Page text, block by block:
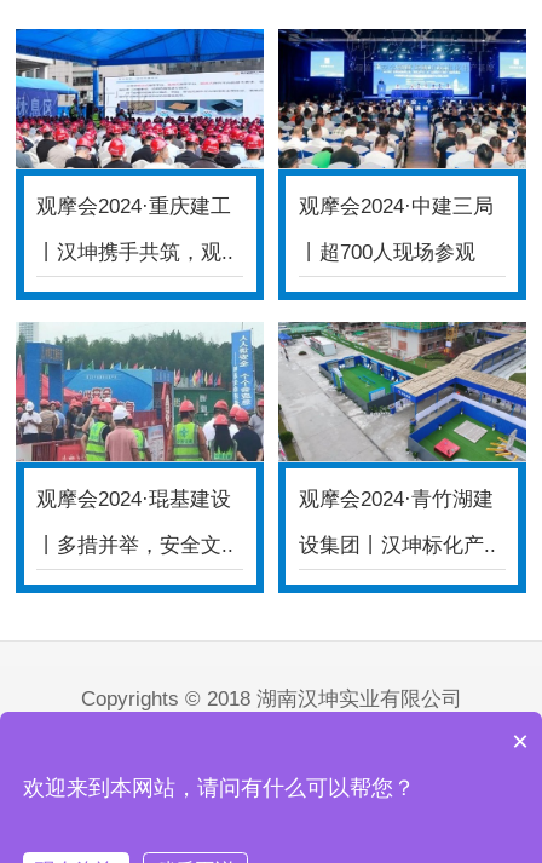
观摩会2024·重庆建工
丨汉坤携手共筑，观..
观摩会2024·中建三局
丨超700人现场参观
体..
观摩会2024·琨基建设
丨多措并举，安全文..
观摩会2024·青竹湖建
设集团丨汉坤标化产..
Copyrights © 2018 湖南汉坤实业有限公司
电话：400-013-1827
×
欢迎来到本网站，请问有什么可以帮您？